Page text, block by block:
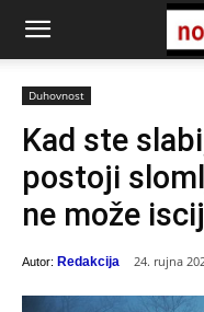
Duhovnost
Kad ste
postoji
ne može
Autor: Redakcija 24. rujna